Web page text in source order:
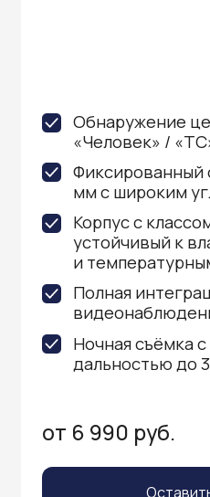
Ответьте на 8
и получите
предложение с
оборудования и
бесплатный выезд